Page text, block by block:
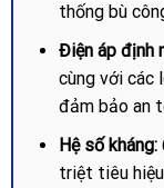
thống bù
Điện áp định
cùng với các
đảm bảo an
Hệ số kháng:
triệt tiêu